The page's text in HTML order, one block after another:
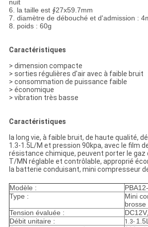
nuit
6. la taille est ∮27x59.7mm
7. diamètre de débouché et d'admission :
8. poids : 60g
Caractéristiques
> dimension compacte
> sorties régulières d'air avec à faible bruit
> consommation de puissance faible
> économique
> vibration très basse
Caractéristiques
la long vie, à faible bruit, de haute qualité,
1.3-1.5L/M et pression 90kpa, avec le film
résistance chimique, peuvent porter le gaz
T/MN réglable et contrôlable, approprié
la batterie conduisant, mini compresseur
Modèle :
Type :
Mini
brosse
Tension évaluée :
Débit unitaire :
1.3-